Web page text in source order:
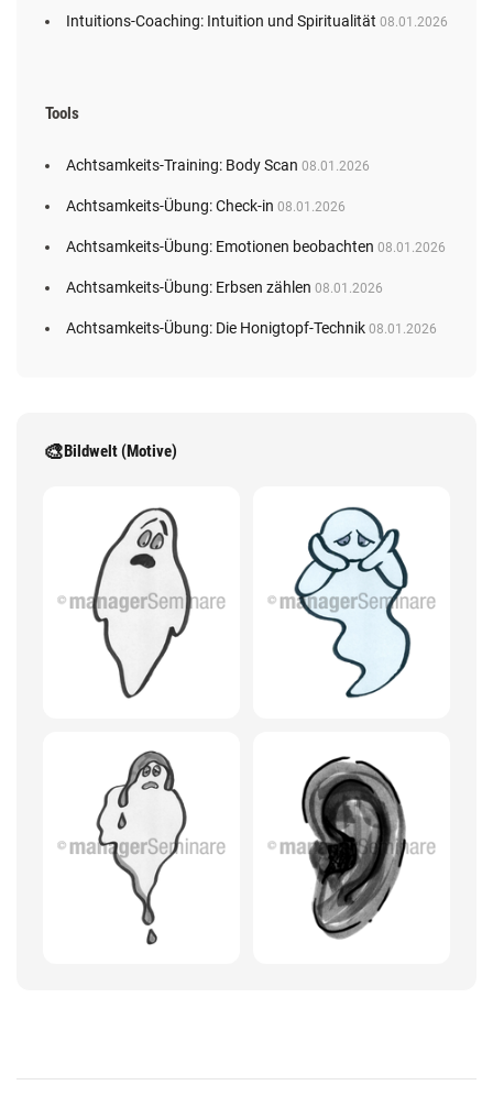
Intuitions-Coaching: Intuition und Spiritualität 08.01.2026
Tools
Achtsamkeits-Training: Body Scan 08.01.2026
Achtsamkeits-Übung: Check-in 08.01.2026
Achtsamkeits-Übung: Emotionen beobachten 08.01.2026
Achtsamkeits-Übung: Erbsen zählen 08.01.2026
Achtsamkeits-Übung: Die Honigtopf-Technik 08.01.2026
🎨 Bildwelt (Motive)